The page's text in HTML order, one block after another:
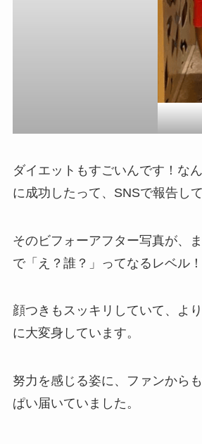
ダイエットもすごいんです！な
に成功したって、SNSで報告して
そのビフォーアフター写真が、
で「え？誰？」ってなるレベル！
顔つきもスッキリしていて、よ
に大変身しています。
努力を感じる姿に、ファンから
ぱい届いていました。